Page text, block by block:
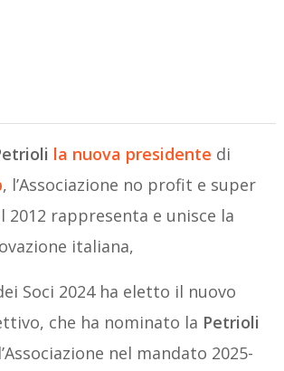
la nuova presidente di
, l’Associazione no profit e super
2012 rappresenta e unisce la
italiana,
Soci 2024 ha eletto il nuovo
che ha nominato la Petrioli
nel mandato 2025-